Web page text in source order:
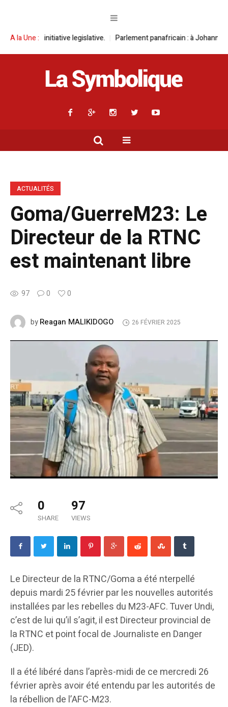
A la Une :legislative. Parlement panafricain : à Johannesburg, Aimé
ACTUALITÉS
Goma/GuerreM23: Le
Directeur de la RTNC
est maintenant libre
97 0 0
byReagan MALIKIDOGO 26 FÉVRIER 2025
0
SHARE
97
VIEWS
Le Directeur de la RTNC/Goma a été nterpellé
depuis mardi 25 février par les nouvelles autorités
installées par les rebelles du M23-AFC. Tuver Undi,
c’est de lui qu’il s’agit, il est Directeur provincial de
la RTNC et point focal de Journaliste en Danger
(JED).
Il a été libéré dans l’après-midi de ce mercredi 26
février après avoir été entendu par les autorités de
la rébellion de l’AFC-M23.